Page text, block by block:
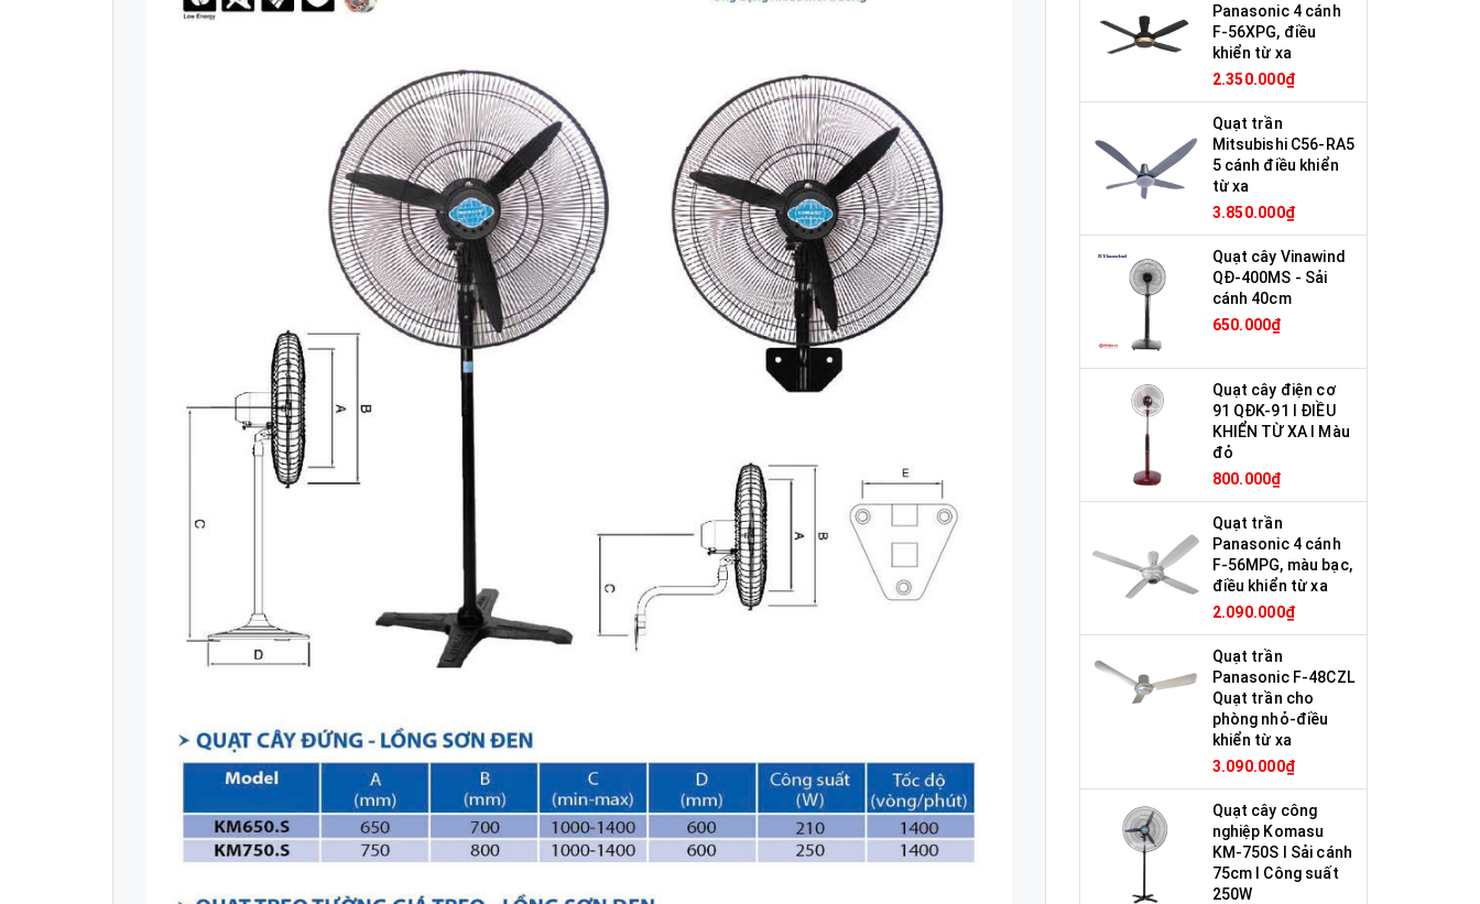
Panasonic 4 cánh
F-56XPG, điều
khiển từ xa
2.350.000₫
Quạt trần
Mitsubishi C56-RA5
5 cánh điều khiển
từ xa
3.850.000₫
Quạt cây Vinawind
QĐ-400MS - Sải
cánh 40cm
650.000₫
Quạt cây điện cơ
91 QĐK-91 I ĐIỀU
KHIỂN TỪ XA I Màu
đỏ
800.000₫
Quạt trần
Panasonic 4 cánh
F-56MPG, màu bạc,
điều khiển từ xa
2.090.000₫
Quạt trần
Panasonic F-48CZL
Quạt trần cho
phòng nhỏ-điều
khiển từ xa
3.090.000₫
Quạt cây công
nghiệp Komasu
KM-750S I Sải cánh
75cm I Công suất
250W